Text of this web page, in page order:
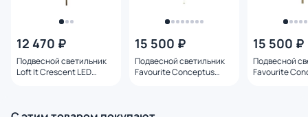
12 470 ₽
Подвесной светильник
Loft It Crescent LED
15 500 ₽
Подвесной светильник
Favourite Conceptus
15 500 ₽
Подвесной
Favourite